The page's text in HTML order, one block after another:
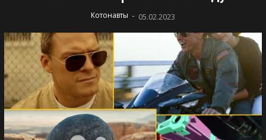
Котонавты - 05.02.2023